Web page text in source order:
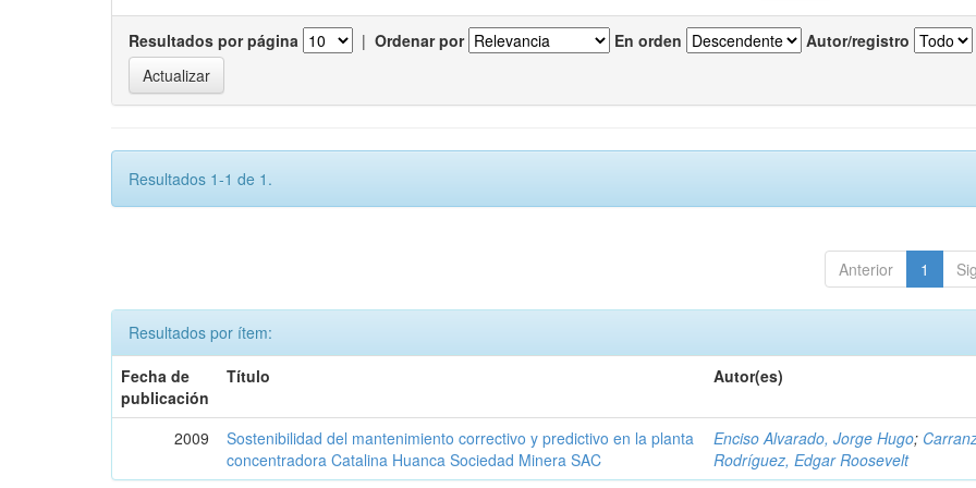
Resultados por página | Ordenar por En orden Autor/registro
Resultados 1-1 de 1.
Anterior 1
Resultados por ítem:
Fecha de
publicación
Título Autor(es)
2009
Sostenibilidad del mantenimiento correctivo y predictivo en la planta
concentradora Catalina Huanca Sociedad Minera SAC
Enciso Alvarado, Jorge Hugo;
Rodríguez, Edgar Roosevelt